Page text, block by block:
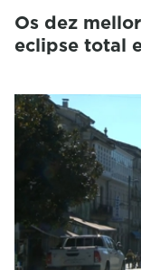
Os dez
eclipse total